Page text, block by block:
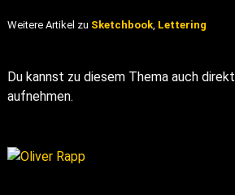
Weitere Artikel zu Sketchbook, Lettering
Du kannst zu diesem Thema auch direkt
aufnehmen.